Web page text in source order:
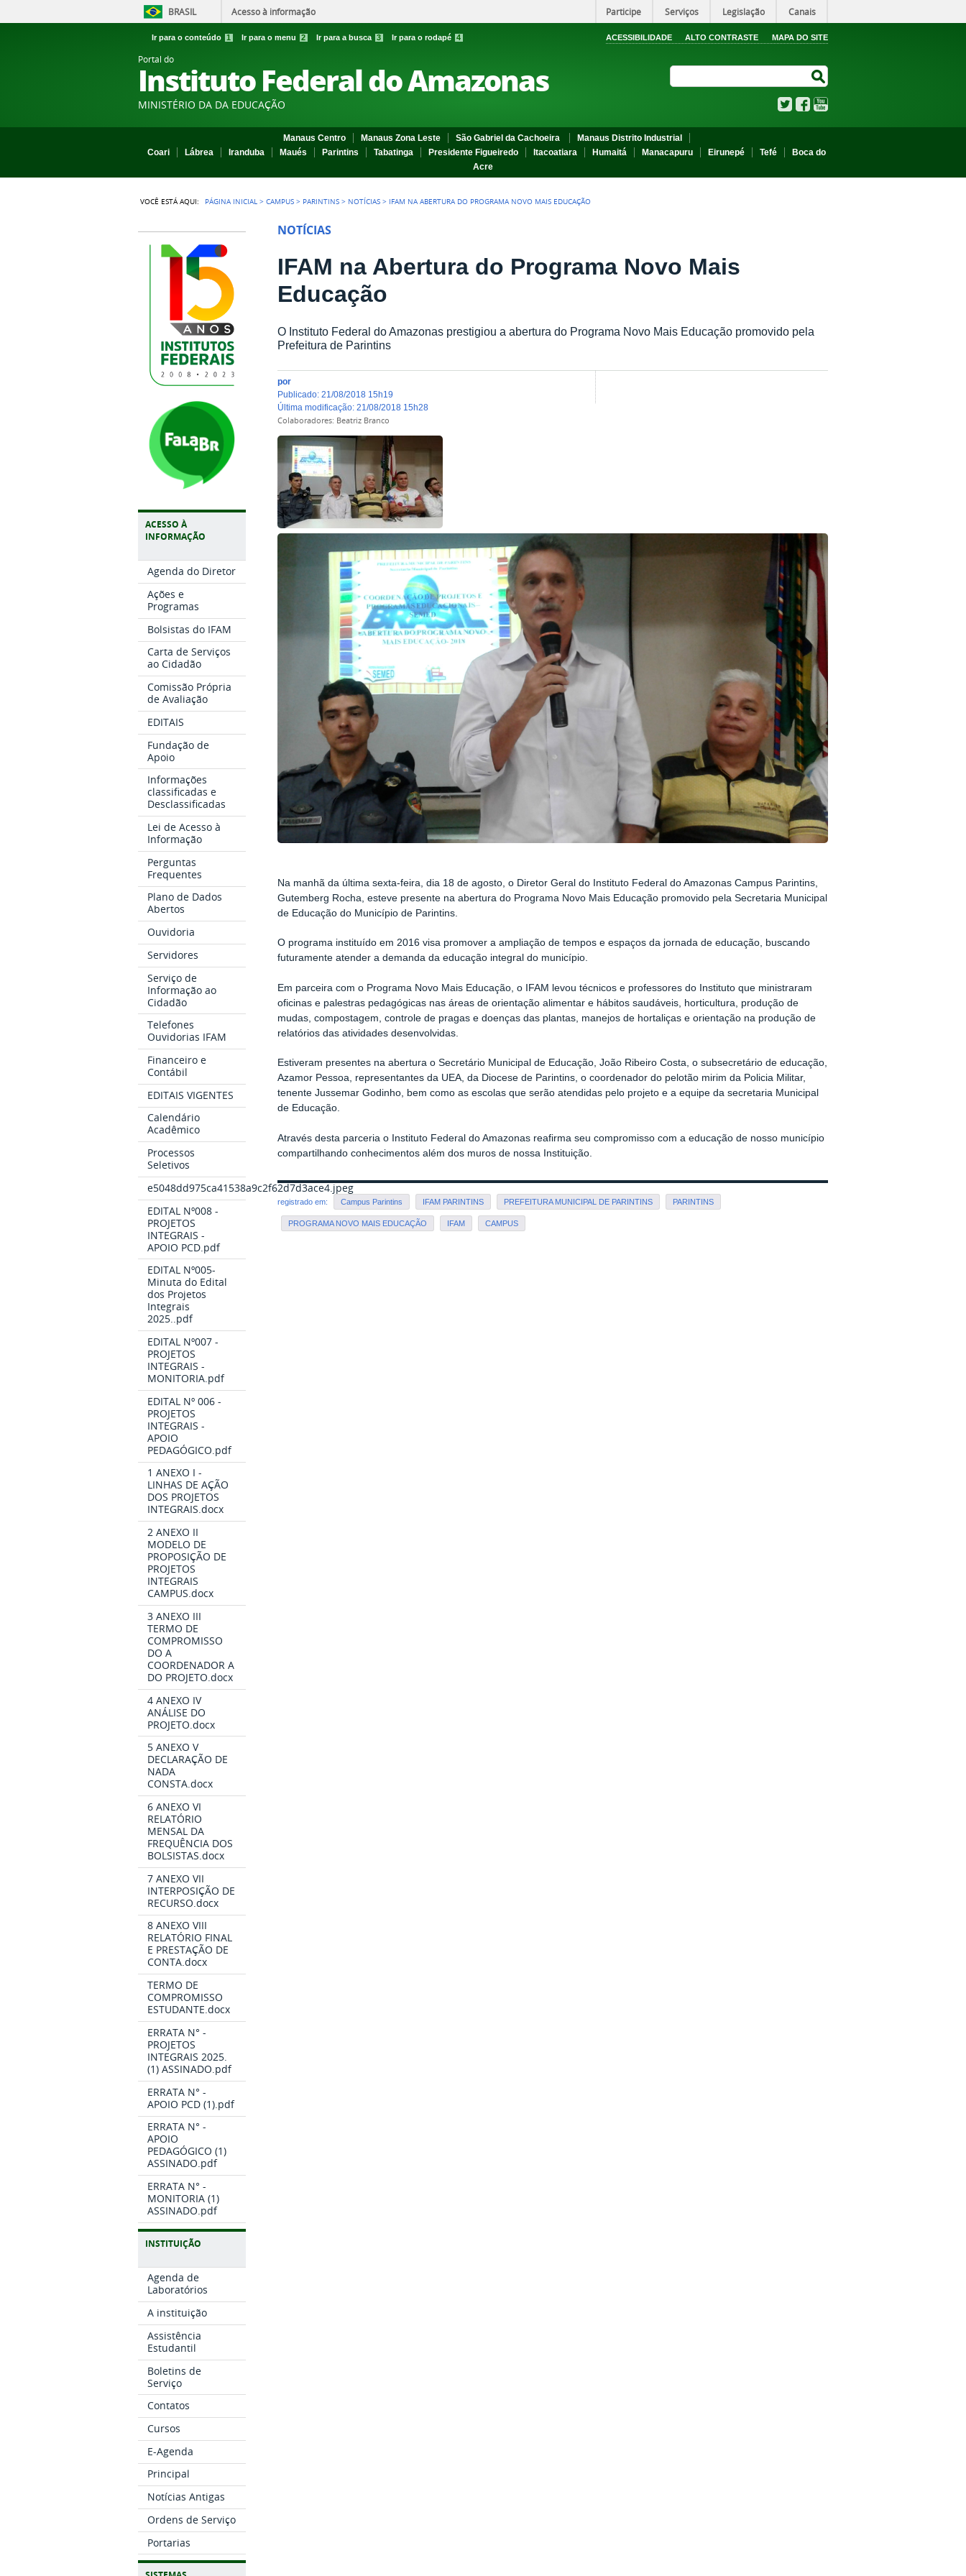
BRASIL Acesso à informação Participe Serviços Legislação Canais
Ir para o conteúdo 1 Ir para o menu 2 Ir para a busca 3 Ir para o rodapé 4 ACESSIBILIDADE ALTO CONTRASTE MAPA DO SITE
Portal do
Instituto Federal do Amazonas
MINISTÉRIO DA DA EDUCAÇÃO TwitterFacebook
Manaus Centro Manaus Zona Leste São Gabriel da Cachoeira
Manaus Distrito Industrial
Coari
Lábrea Iranduba Maués Parintins Tabatinga Presidente Figueiredo Itacoatiara Humaitá Manacapuru Eirunepé Tefé
Boca do
Acre
VOCÊ ESTÁ AQUI: PÁGINA INICIAL >CAMPUS > PARINTINS > NOTÍCIAS > IFAM NA ABERTURA DO PROGRAMA NOVO MAIS EDUCAÇÃO
ACESSO À
INFORMAÇÃO
Agenda do Diretor
Ações e
Programas
Bolsistas do IFAM
Carta de Serviços
ao Cidadão
Comissão Própria
de Avaliação
EDITAIS
Fundação de
Apoio
Informações
classificadas e
Desclassificadas
Lei de Acesso à
Informação
Perguntas
Frequentes
Plano de Dados
Abertos
Ouvidoria
Servidores
Serviço de
Informação ao
Cidadão
Telefones
Ouvidorias IFAM
Financeiro e
Contábil
EDITAIS VIGENTES
Calendário
Acadêmico
Processos
Seletivos
e5048dd975ca41538a9c2f62d7d3ace4.jpeg
EDITAL Nº008 -
PROJETOS
INTEGRAIS -
APOIO PCD.pdf
EDITAL Nº005-
Minuta do Edital
dos Projetos
Integrais
2025..pdf
EDITAL Nº007 -
PROJETOS
INTEGRAIS -
MONITORIA.pdf
EDITAL Nº 006 -
PROJETOS
INTEGRAIS -
APOIO
PEDAGÓGICO.pdf
1 ANEXO I -
LINHAS DE AÇÃO
DOS PROJETOS
INTEGRAIS.docx
2 ANEXO II
MODELO DE
PROPOSIÇÃO DE
PROJETOS
INTEGRAIS
CAMPUS.docx
3 ANEXO III
TERMO DE
COMPROMISSO
DO A
COORDENADOR A
DO PROJETO.docx
4 ANEXO IV
ANÁLISE DO
PROJETO.docx
5 ANEXO V
DECLARAÇÃO DE
NADA
CONSTA.docx
6 ANEXO VI
RELATÓRIO
MENSAL DA
FREQUÊNCIA DOS
BOLSISTAS.docx
7 ANEXO VII
INTERPOSIÇÃO DE
RECURSO.docx
8 ANEXO VIII
RELATÓRIO FINAL
E PRESTAÇÃO DE
CONTA.docx
TERMO DE
COMPROMISSO
ESTUDANTE.docx
ERRATA N° -
PROJETOS
INTEGRAIS 2025.
(1) ASSINADO.pdf
ERRATA N° -
APOIO PCD (1).pdf
ERRATA N° -
APOIO
PEDAGÓGICO (1)
ASSINADO.pdf
ERRATA N° -
MONITORIA (1)
ASSINADO.pdf
INSTITUIÇÃO
Agenda de
Laboratórios
A instituição
Assistência
Estudantil
Boletins de
Serviço
Contatos
Cursos
E-Agenda
Principal
Notícias Antigas
Ordens de Serviço
Portarias
NOTÍCIAS
IFAM na Abertura do Programa Novo Mais
Educação
O Instituto Federal do Amazonas prestigiou a abertura do Programa Novo Mais Educação promovido pela
Prefeitura de Parintins
por
publicado:21/08/2018 15h19
última modificação:21/08/2018 15h28
Colaboradores: Beatriz Branco
Na manhã da última sexta-feira, dia 18 de agosto, o Diretor Geral do Instituto Federal do Amazonas Campus Parintins,
Gutemberg Rocha, esteve presente na abertura do Programa Novo Mais Educação promovido pela Secretaria Municipal
de Educação do Município de Parintins.
O programa instituído em 2016 visa promover a ampliação de tempos e espaços da jornada de educação, buscando
futuramente atender a demanda da educação integral do município.
Em parceira com o Programa Novo Mais Educação, o IFAM levou técnicos e professores do Instituto que ministraram
oficinas e palestras pedagógicas nas áreas de orientação alimentar e hábitos saudáveis, horticultura, produção de
mudas, compostagem, controle de pragas e doenças das plantas, manejos de hortaliças e orientação na produção de
relatórios das atividades desenvolvidas.
Estiveram presentes na abertura o Secretário Municipal de Educação, João Ribeiro Costa, o subsecretário de educação,
Azamor Pessoa, representantes da UEA, da Diocese de Parintins, o coordenador do pelotão mirim da Policia Militar,
tenente Jussemar Godinho, bem como as escolas que serão atendidas pelo projeto e a equipe da secretaria Municipal
de Educação.
Através desta parceria o Instituto Federal do Amazonas reafirma seu compromisso com a educação de nosso município
compartilhando conhecimentos além dos muros de nossa Instituição.
registrado em: Campus Parintins IFAM PARINTINS PREFEITURA MUNICIPAL DE PARINTINS PARINTINS
PROGRAMA NOVO MAIS EDUCAÇÃO IFAM CAMPUS